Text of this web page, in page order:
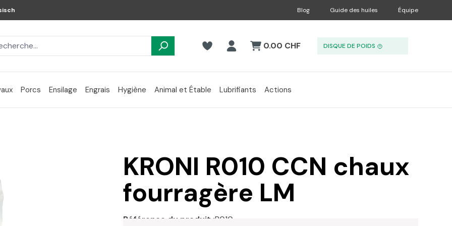
Blog Guide des huiles Équipe
0.00 CHF DISQUE DE POIDS
Porcs Ensilage Engrais Hygiène Animal et Étable Lubrifiants Actions
KRONI R010 CCN chaux
fourragère LM
Référence du produit :R010